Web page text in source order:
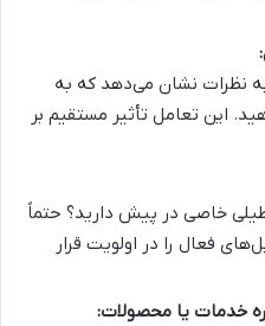
:
نظرات نشان می‌دهد که به
این تعامل تأثیر مستقیم بر
خاصی در پیش دارید؟ حتماً
فعال را در اولویت قرار
خدمات یا محصولات: